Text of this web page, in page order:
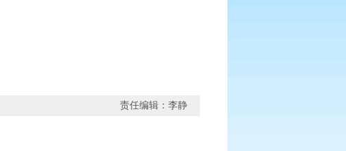
责任编辑：李静